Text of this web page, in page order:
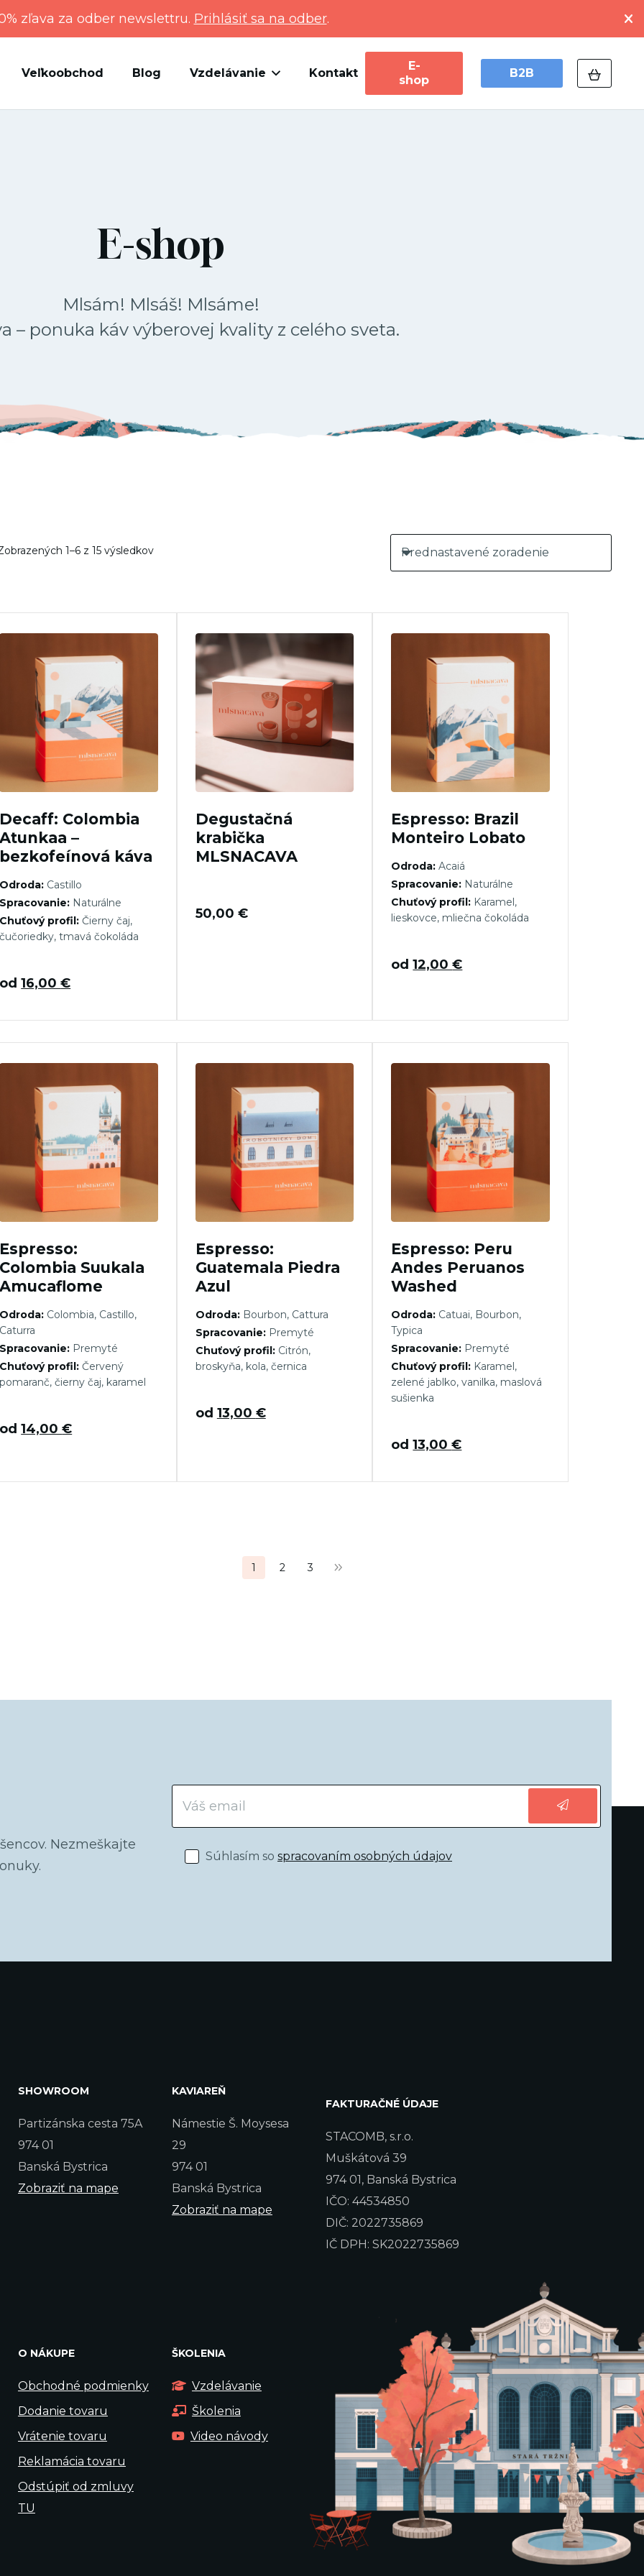
zľava za odber newslettru. Prihlásiť sa na odber.
Veľkoobchod Blog Vzdelávanie Kontakt
E-
shop
B2B
E-shop
Mlsám! Mlsáš! Mlsáme!
– ponuka káv výberovej kvality z celého sveta.
1–6 z 15 výsledkov
Decaff: Colombia
Atunkaa –
bezkofeínová káva
Odroda: Castillo
Spracovanie: Naturálne
Chuťový profil: Čierny čaj,
čučoriedky, tmavá čokoláda
od16,00€
Degustačná
krabička
MLSNACAVA
50,00 €
Espresso: Brazil
Monteiro Lobato
Odroda: Acaiá
Spracovanie: Naturálne
Chuťový profil: Karamel,
lieskovce, mliečna čokoláda
od12,00€
Espresso:
Colombia Suukala
Amucaflome
Odroda: Colombia, Castillo,
Caturra
Spracovanie: Premyté
Chuťový profil: Červený
pomaranč, čierny čaj, karamel
od14,00€
Espresso:
Guatemala Piedra
Azul
Odroda:Bourbon, Cattura
Spracovanie:Premyté
Chuťový profil:Citrón,
broskyňa, kola, černica
od 13,00 €
Espresso: Peru
Andes Peruanos
Washed
Odroda: Catuai, Bourbon,
Typica
Spracovanie: Premyté
Chuťový profil: Karamel,
zelené jablko, vanilka, maslová
sušienka
od13,00€
1 2 3
Nezmeškajte
Súhlasím so spracovaním osobných údajov
SHOWROOM
Partizánska cesta 75A
974 01
Banská Bystrica
Zobraziť na mape
KAVIAREŇ
Námestie Š. Moysesa
29
974 01
Banská Bystrica
Zobraziť na mape
FAKTURAČNÉ ÚDAJE
STACOMB, s.r.o.
Muškátová 39
974 01, Banská Bystrica
IČO: 44534850
DIČ: 2022735869
IČ DPH: SK2022735869
O NÁKUPE
Obchodné podmienky
Dodanie tovaru
Vrátenie tovaru
Reklamácia tovaru
Odstúpiť od zmluvy
TU
ŠKOLENIA
Vzdelávanie
Školenia
Video návody